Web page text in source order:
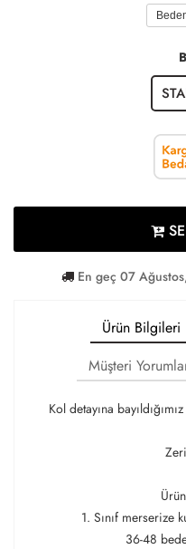
En geç 07
Ürün Bilgileri
Müşteri
Kol detayına
1. Sınıf merserize
36-48